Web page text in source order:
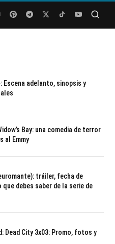
Escena adelanto, sinopsis y
Bay: una comedia de terror
al Emmy
tráiler, fecha de
debes saber de la serie de
Dead City 3x03: Promo, fotos y